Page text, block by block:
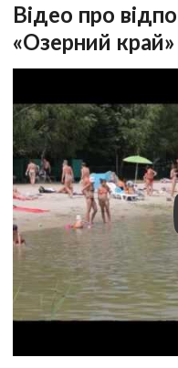
Відео про
«Озерний край»